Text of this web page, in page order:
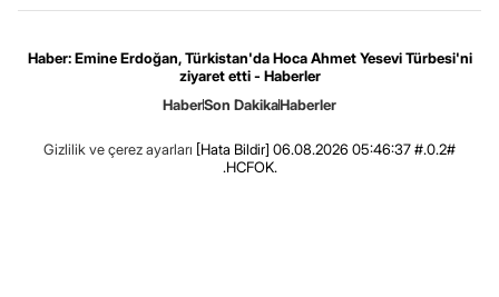
Haber: Emine Erdoğan, Türkistan'da Hoca Ahmet Yesevi Türbesi'ni
ziyaret etti - Haberler
HaberSon DakikaHaberler
Gizlilik ve çerez ayarları [Hata Bildir] 06.08.2026 05:46:37 #.0.2#
.HCFOK.